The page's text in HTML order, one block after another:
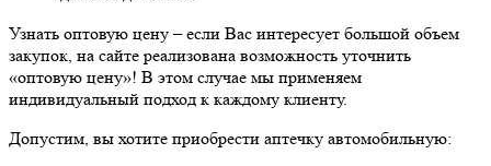
Узнать оптовую цену– если Вас интересует большой объем
закупок, на сайте реализована возможность уточнить
«оптовую цену»! В этом случае мы применяем
индивидуальный подход к каждому клиенту.
Допустим, вы хотите приобрести аптечку автомобильную: